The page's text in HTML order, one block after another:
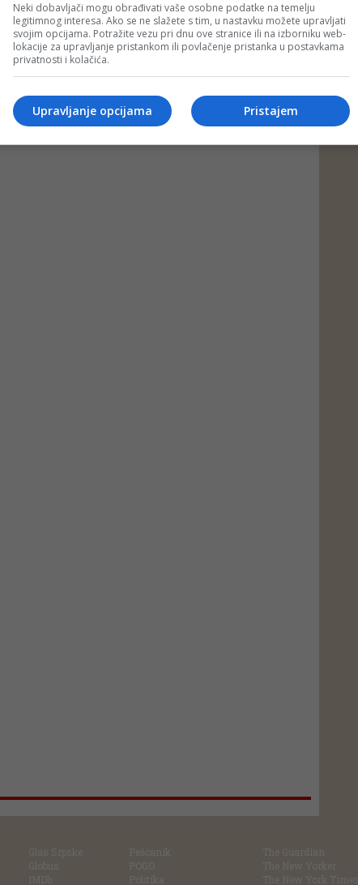
rekao da će voditi "rat" protiv Palestinske uprave, koja
građansku vlast na Zapadnoj obali, nakon što mu je
Međunarodnog krivičnog suda (ICC) zatražio povjerljivi
hiapšenje. ICC to nije potvrdio, prenosi Reuters.
društvenih mrežaTwitteri Facebook
Glas Srpske
Globus
IMDb
Pešćanik
POGO
Politika
The Guardian
The New Yorker
The New York Times
Neki dobavljači mogu obrađivati vaše osobne podatke na temelju
legitimnog interesa. Ako se ne slažete s tim, u nastavku možete upravljati
svojim opcijama. Potražite vezu pri dnu ove stranice ili na izborniku web-
lokacije za upravljanje pristankom ili povlačenje pristanka u postavkama
privatnosti i kolačića.
Pristajem
Upravljanje opcijama